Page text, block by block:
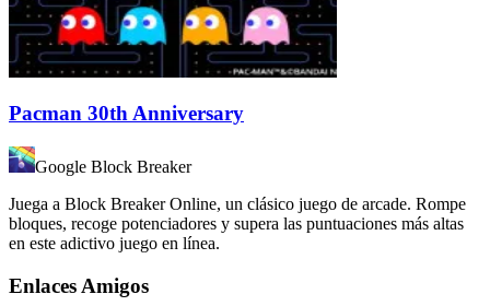
Pacman 30th Anniversary
Google Block Breaker
Juega a Block Breaker Online, un clásico juego de arcade. Rompe
bloques, recoge potenciadores y supera las puntuaciones más altas
en este adictivo juego en línea.
Enlaces Amigos